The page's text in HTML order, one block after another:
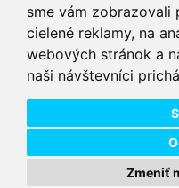
sme vám zobrazovali
cielené reklamy, na
webových stránok a
naši návštevníci
Zmeniť
VIP servis
na zakúpené
elektrobicykle
Doprava
pre objednávky nad
Copyright © 2026 DD